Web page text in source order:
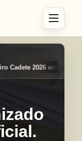
Mato Grosso